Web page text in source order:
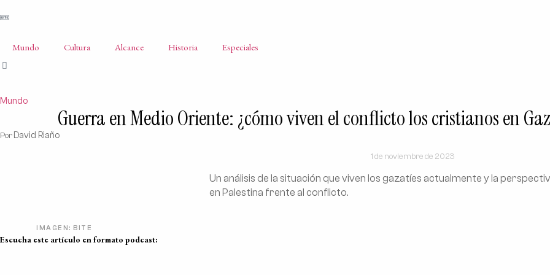
Mundo Cultura Alcance Historia Especiales
Mundo
Guerra en Medio Oriente: ¿cómo viven el conflicto los cristianos en
Por David Riaño
1 de noviembre de 2023
Un análisis de la situación que viven los gazatíes actualmente y la
en Palestina frente al conflicto.
IMAGEN: BITE
Escucha este artículo en formato podcast: